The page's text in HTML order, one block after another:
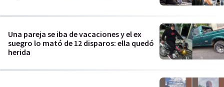
Una pareja se iba de vacaciones y el ex
suegro lo mató de 12 disparos: ella quedó
herida